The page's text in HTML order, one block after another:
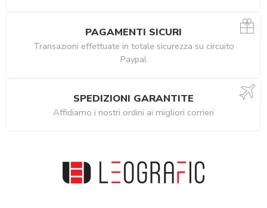
PAGAMENTI SICURI
Transazioni effettuate in totale sicurezza su circuito
Paypal
SPEDIZIONI GARANTITE
Affidiamo i nostri ordini ai migliori corrieri